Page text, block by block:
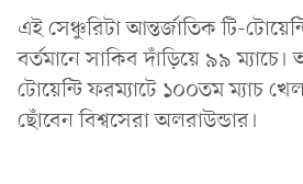
এই সেঞ্চুরিটা আন্তর্জাতিক টি-
বর্তমানে সাকিব দাঁড়িয়ে ৯৯
টোয়েন্টি ফরম্যাটে ১০০তম ম্যাচ
ছোঁবেন বিশ্বসেরা অলরাউন্ডার।